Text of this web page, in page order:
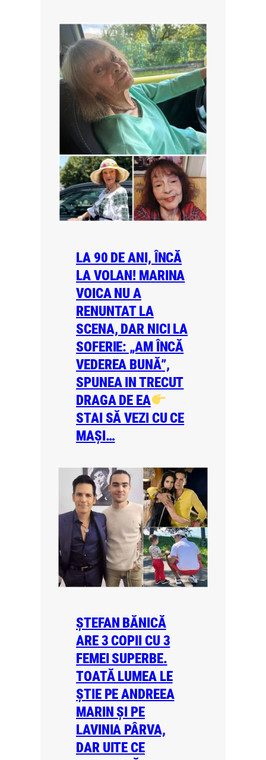
LA 90 DE ANI, ÎNCĂ
LA VOLAN! MARINA
VOICA NU A
RENUNTAT LA
SCENA, DAR NICI LA
SOFERIE: „AM ÎNCĂ
VEDEREA BUNĂ”,
SPUNEA IN TRECUT
DRAGA DE EA
STAI SĂ VEZI CU CE
MAȘI…
ȘTEFAN BĂNICĂ
ARE 3 COPII CU 3
FEMEI SUPERBE.
TOATĂ LUMEA LE
ȘTIE PE ANDREEA
MARIN ȘI PE
LAVINIA PÂRVA,
DAR UITE CE